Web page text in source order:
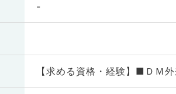
-
【求める資格・経験】■ＤＭ